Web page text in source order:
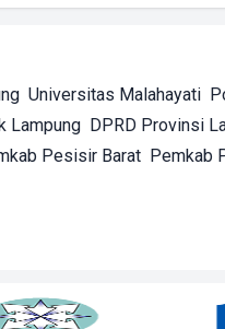
Universitas Malahayati
Lampung DPRD Provinsi
Pesisir Barat Pemkab